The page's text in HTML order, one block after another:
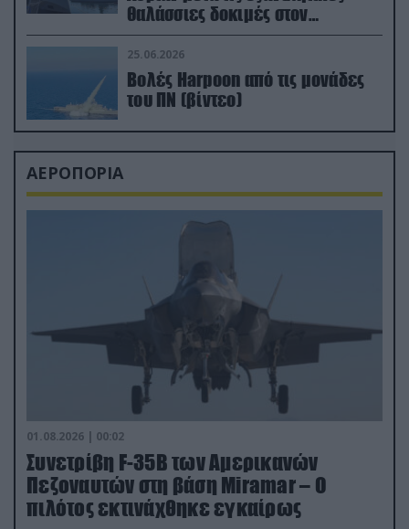
θαλάσσιες δοκιμές στον
απαιτητικό Βισκαϊκό
25.06.2026
Βολές Harpoon από τις μονάδες
του ΠΝ (βίντεο)
ΑΕΡΟΠΟΡΙΑ
01.08.2026 | 00:02
Συνετρίβη F-35B των Αμερικανών
Πεζοναυτών στη βάση Miramar – Ο
πιλότος εκτινάχθηκε εγκαίρως